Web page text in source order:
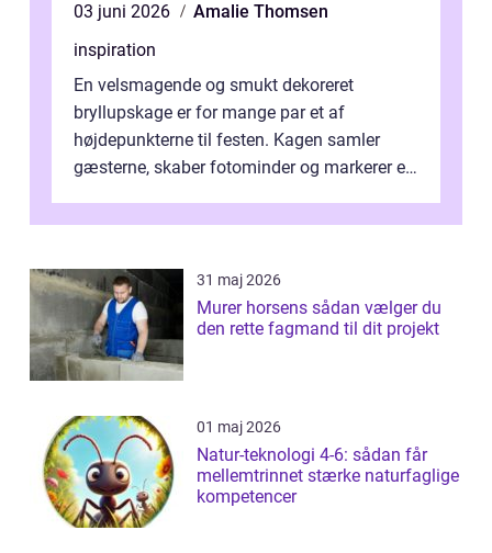
03 juni 2026
Amalie Thomsen
inspiration
En velsmagende og smukt dekoreret
bryllupskage er for mange par et af
højdepunkterne til festen. Kagen samler
gæsterne, skaber fotominder og markerer et
du ...
31 maj 2026
Murer horsens sådan vælger du
den rette fagmand til dit projekt
01 maj 2026
Natur-teknologi 4-6: sådan får
mellemtrinnet stærke naturfaglige
kompetencer